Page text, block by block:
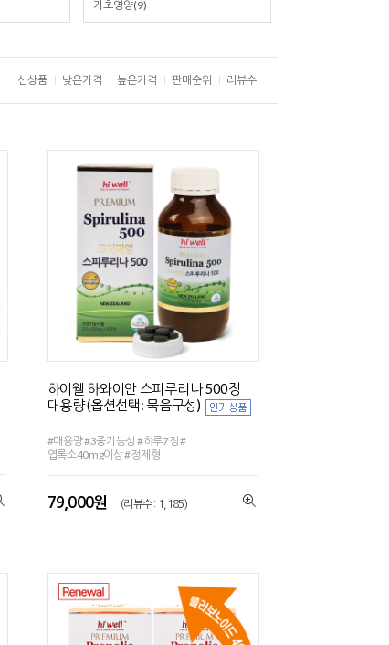
기초영양(9)
신상품 낮은가격 높은가격 판매순위 리뷰수
하이웰 하와이안 스피루리나 500정
대용량 (옵션선택: 묶음구성)
#대용량 #3중기능성 #하루7정 #
엽록소40mg이상 #정제형
79,000원 (리뷰수 : 1,185)